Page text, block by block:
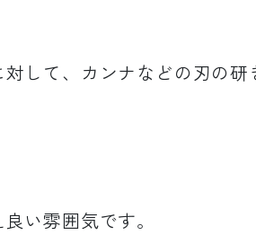
して、カンナなどの刃の
い雰囲気です。